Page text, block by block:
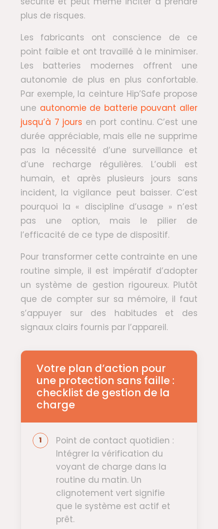
plus de risques.
Les fabricants ont conscience de ce
point faible et ont travaillé à le minimiser.
Les batteries modernes offrent une
autonomie de plus en plus confortable.
Par exemple, la ceinture Hip’Safe propose
une autonomie de batterie pouvant aller
jusqu’à 7 jours en port continu. C’est une
durée appréciable, mais elle ne supprime
pas la nécessité d’une surveillance et
d’une recharge régulières. L’oubli est
humain, et après plusieurs jours sans
incident, la vigilance peut baisser. C’est
pourquoi la « discipline d’usage » n’est
pas une option, mais le pilier de
l’efficacité de ce type de dispositif.
Pour transformer cette contrainte en une
routine simple, il est impératif d’adopter
un système de gestion rigoureux. Plutôt
que de compter sur sa mémoire, il faut
s’appuyer sur des habitudes et des
signaux clairs fournis par l’appareil.
Votre plan d’action pour
une protection sans faille :
checklist de gestion de la
charge
Point de contact quotidien :
Intégrer la vérification du
voyant de charge dans la
routine du matin. Un
clignotement vert signifie
que le système est actif et
prêt.